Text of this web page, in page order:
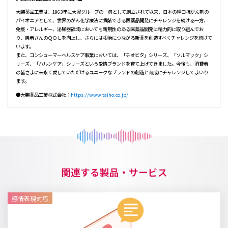
大鵬薬品工業は、1963年に大塚グループの一員として創立されて以来、日本の経口抗がん剤の
パイオニアとして、世界のがん化学療法に貢献できる医薬品開発にチャレンジを続ける一方、
免疫・アレルギー、泌尿器領域においても新規性のある医薬品開発に精力的に取り組んでお
り、患者さんのＱＯＬを向上し、さらには根治につながる新薬を創造すべくチャレンジを続けて
います。
また、コンシューマーヘルスケア事業においては、「チオビタ」シリーズ、「ソルマック」シ
リーズ、「ハルンケア」シリーズという愛情ブランドを育て上げてきました。今後も、消費者
の皆さまに末永く愛していただけるユニークなブランドの創造と育成にチャレンジしてまいり
ます。
●大鵬薬品工業株式会社： https://www.taiho.co.jp/
関連する製品・サービス
感情表現対応